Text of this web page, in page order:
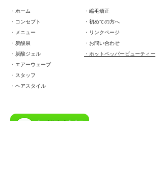
・ホーム
・コンセプト
・メニュー
・炭酸泉
・炭酸ジェル
・エアーウェーブ
・スタッフ
・ヘアスタイル
・縮毛矯正
・初めての方へ
・リンクページ
・お問い合わせ
・ホットペッパービューティー